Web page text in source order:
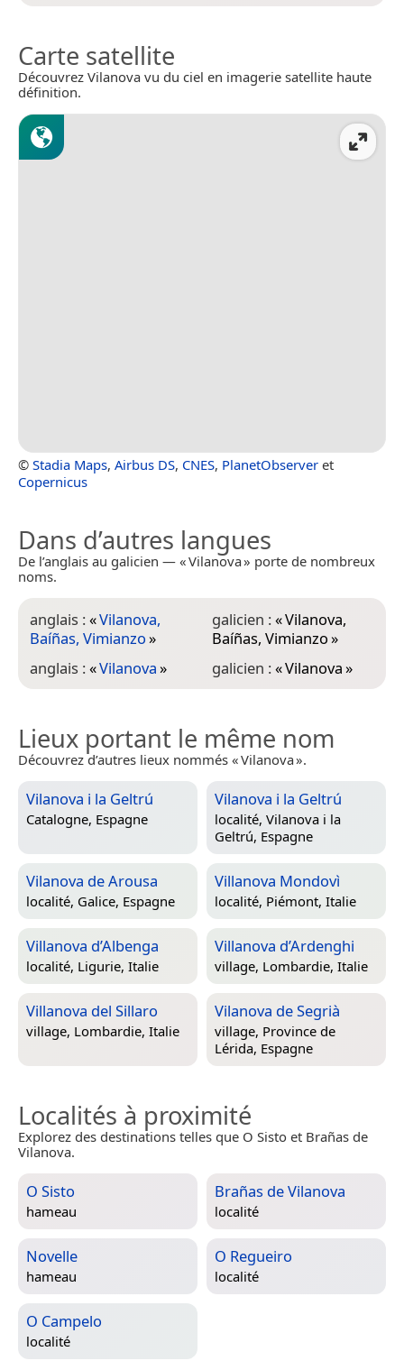
Carte satellite
Découvrez Vilanova vu du ciel en imagerie satellite haute
définition.
© Stadia Maps, Airbus DS, CNES, PlanetObserver et
Copernicus
Dans d’autres langues
De l’anglais au galicien — « Vilanova » porte de nombreux
noms.
anglais :«Vilanova,
Baíñas, Vimianzo»
anglais :«Vilanova»
galicien :«Vilanova,
Baíñas, Vimianzo»
galicien :«Vilanova»
Lieux portant le même nom
Découvrez d’autres lieux nommés « Vilanova ».
Vilanova i la Geltrú
Catalogne, Espagne
Vilanova i la Geltrú
localité, Vilanova i la
Geltrú, Espagne
Vilanova de Arousa
localité, Galice, Espagne
Villanova Mondovì
localité, Piémont, Italie
Villanova d’Albenga
localité, Ligurie, Italie
Villanova d’Ardenghi
village, Lombardie, Italie
Villanova del Sillaro
village, Lombardie, Italie
Vilanova de Segrià
village, Province de
Lérida, Espagne
Localités à proximité
Explorez des destinations telles que O Sisto et Brañas de
Vilanova.
O Sisto
hameau
Brañas de Vilanova
localité
Novelle
hameau
O Regueiro
localité
O Campelo
localité